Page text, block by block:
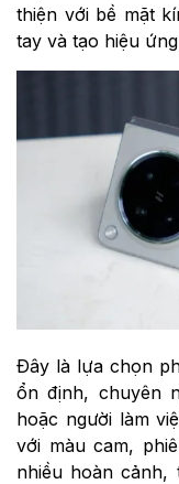
thiện với bề mặt
tay và tạo hiệu
Đây là lựa chọn
ổn định, chuyên
hoặc người làm
với màu cam,
nhiều hoàn cảnh,